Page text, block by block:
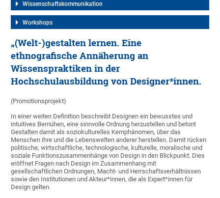
Wissenschaftskommunikation
Workshops
„(Welt-)gestalten lernen. Eine
ethnografische Annäherung an
Wissenspraktiken in der
Hochschulausbildung von Designer*innen.
(Promotionsprojekt)
In einer weiten Definition beschreibt Designen ein bewusstes und
intuitives Bemühen, eine sinnvolle Ordnung herzustellen und betont
Gestalten damit als soziokulturelles Kernphänomen, über das
Menschen ihre und die Lebenswelten anderer herstellen. Damit rücken
politische, wirtschaftliche, technologische, kulturelle, moralische und
soziale Funktionszusammenhänge von Design in den Blickpunkt. Dies
eröffnet Fragen nach Design im Zusammenhang mit
gesellschaftlichen Ordnungen, Macht- und Herrschaftsverhältnissen
sowie den Institutionen und Akteur*innen, die als Expert*innen für
Design gelten.